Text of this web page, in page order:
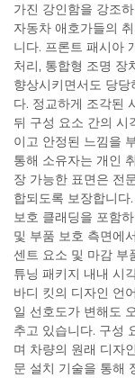
가진 강인함을 강조
자동차 애호가들의
니다. 프론트 패시아
처리, 통합형 조명 장
향상시키면서도 당
다. 정교하게 조각된
뒤 구성 요소 간의 시
이고 안정된 느낌을
통해 소유자는 개인
장 가능한 표면은 전
합되도록 보장합니
보호 클래딩을 포함
및 부품 보호 측면에
센트 요소 및 마감 부
튜닝 패키지 내내 시
바디 킷의 디자인 언
일 선호도가 변해도
추고 있습니다. 구성
며 차량의 원래 디자
문 설치 기술을 통해